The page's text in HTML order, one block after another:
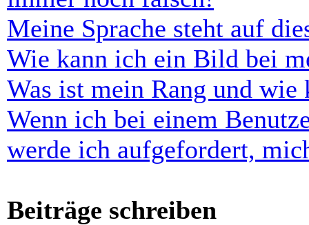
Meine Sprache steht auf
Wie kann ich ein Bild bei
Was ist mein Rang und wie
Wenn ich bei einem
werde ich aufgefordert,
Beiträge schreiben